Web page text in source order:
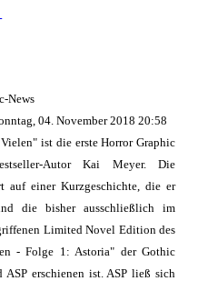
News
04. November 2018 20:58
ist die erste Horror Graphic
Autor Kai Meyer. Die
auf einer Kurzgeschichte, die er
die bisher ausschließlich im
Limited Novel Edition des
- Folge 1: Astoria" der Gothic
ASP erschienen ist. ASP ließ sich